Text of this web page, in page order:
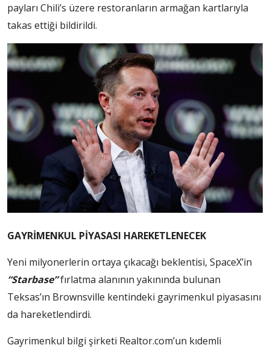
payları Chili’s üzere restoranların armağan kartlarıyla
takas ettiği bildirildi.
GAYRİMENKUL PİYASASI HAREKETLENECEK
Yeni milyonerlerin ortaya çıkacağı beklentisi, SpaceX’in
“Starbase”fırlatma alanının yakınında bulunan
Teksas’ın Brownsville kentindeki gayrimenkul piyasasını
da hareketlendirdi.
Gayrimenkul bilgi şirketi Realtor.com’un kıdemli